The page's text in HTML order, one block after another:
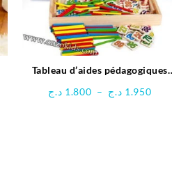
Tableau d’aides pédagogiques
1.800 د.ج – 1.950 د.ج
Plage